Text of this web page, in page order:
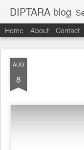
DIPTARA blog
Home About Contact
AUG
8